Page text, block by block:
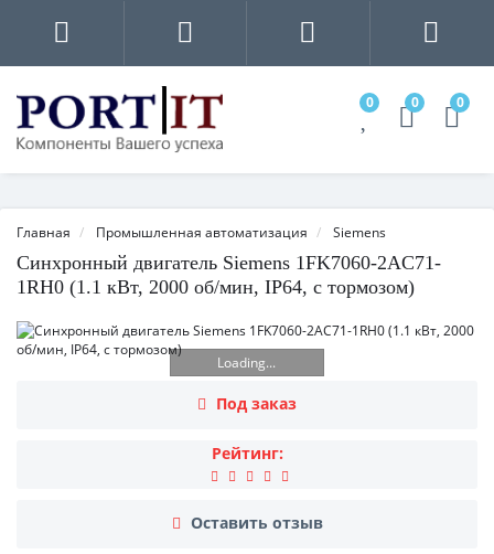
0 0 0
Главная Промышленная автоматизация Siemens
Синхронный двигатель Siemens 1FK7060-2AC71-
1RH0 (1.1 кВт, 2000 об/мин, IP64, с тормозом)
Loading...
Под заказ
Рейтинг:
Оставить отзыв